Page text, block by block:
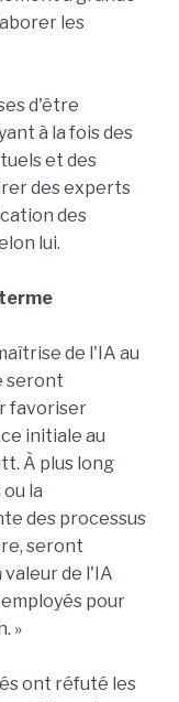
les
d'être
à la fois des
et des
des experts
des
lui.
de l'IA au
seront
favoriser
initiale au
À plus long
la
des processus
seront
de l'IA
pour
»
ont réfuté les